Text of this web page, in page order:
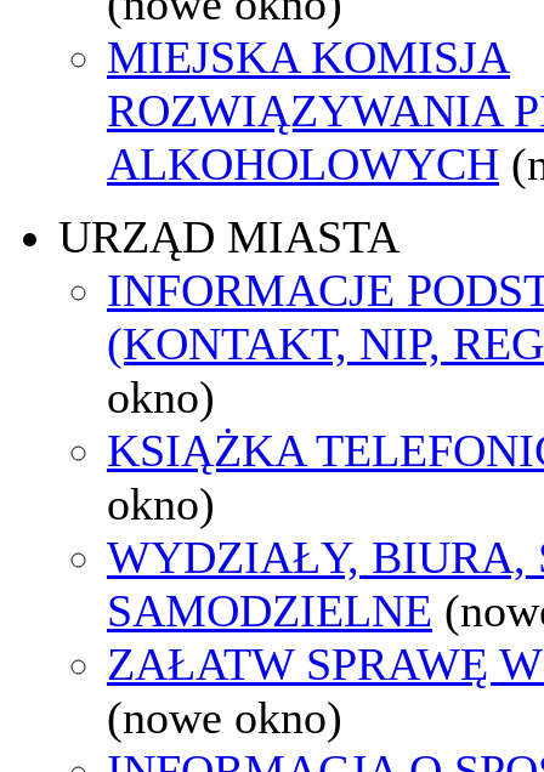
MIEJSKA KOMISJA
ROZWIĄZYWANIA
ALKOHOLOWYCH
URZĄD MIASTA
INFORMACJE
(KONTAKT, NIP,
okno)
KSIĄŻKA
okno)
WYDZIAŁY, BIURA,
SAMODZIELNE
ZAŁATW SPRAWĘ
(nowe okno)